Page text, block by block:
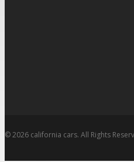
© 2026 california cars. All Rights